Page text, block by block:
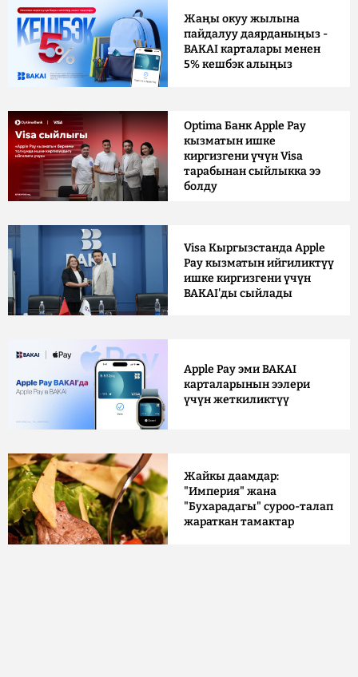
Жаңы окуу жылына
пайдалуу даярданыңыз -
BAKAI карталары менен
5% кешбэк алыңыз
Optima Банк Apple Pay
кызматын ишке
киргизгени үчүн Visa
тарабынан сыйлыкка ээ
болду
Visa Кыргызстанда Apple
Pay кызматын ийгиликтүү
ишке киргизгени үчүн
BAKAI'ды сыйлады
Apple Pay эми BAKAI
карталарынын ээлери
үчүн жеткиликтүү
Жайкы даамдар:
"Империя" жана
"Бухарадагы" суроо-талап
жараткан тамактар